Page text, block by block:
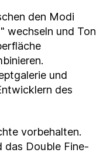
den Modi
wechseln und Ton
und
des
vorbehalten.
das Double Fine-